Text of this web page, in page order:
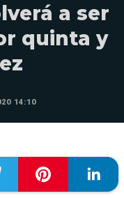
a ser
quinta y
14:10